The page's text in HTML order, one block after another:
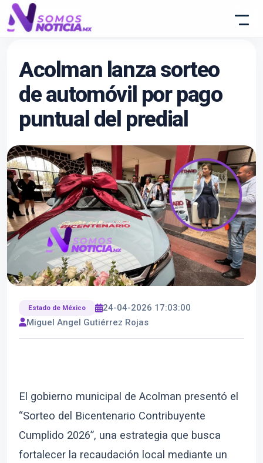
Acolman lanza sorteo
de automóvil por pago
puntual del predial
Estado de México
24-04-2026 17:03:00
Miguel Angel Gutiérrez Rojas
El gobierno municipal de Acolman presentó el
“Sorteo del Bicentenario Contribuyente
Cumplido 2026”, una estrategia que busca
fortalecer la recaudación local mediante un